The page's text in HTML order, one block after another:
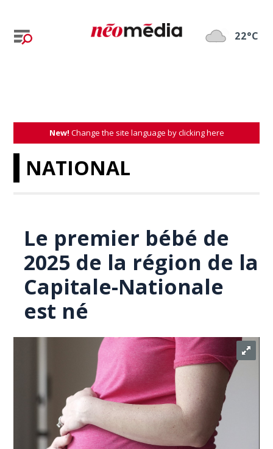
22°C
New! Change the site language by clicking here
NATIONAL
Le premier bébé de
2025 de la région de la
Capitale-Nationale
est né